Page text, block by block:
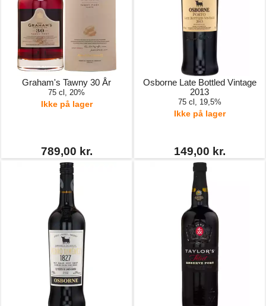
Graham's Tawny 30 År
75 cl, 20%
Ikke på lager
789,00 kr.
Osborne Late Bottled Vintage
2013
75 cl, 19,5%
Ikke på lager
149,00 kr.